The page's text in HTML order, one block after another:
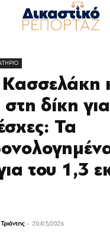
Κασσελάκη
δίκη
Τα
του 1,3
- 20/05/2026